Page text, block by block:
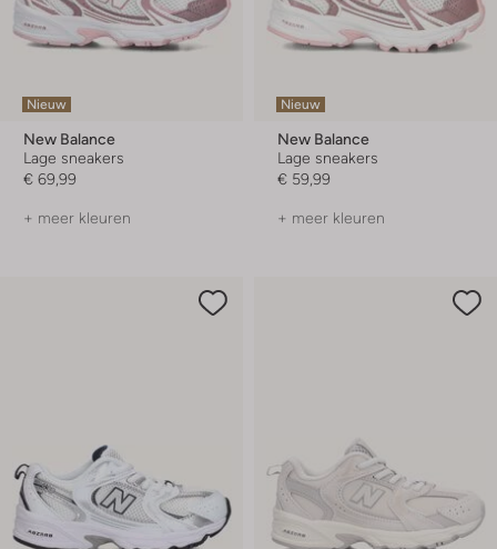
Nieuw
New Balance
Lage sneakers
€ 69,99
+ meer kleuren
Nieuw
New Balance
Lage sneakers
€ 59,99
+ meer kleuren